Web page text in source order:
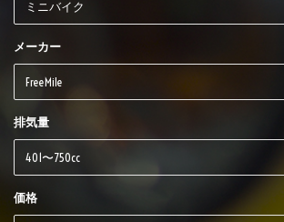
メーカー
排気量
価格